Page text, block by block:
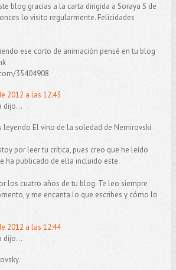
blog gracias a la carta dirigida a Soraya S de
lo visito regularmente. Felicidades
ese corto de animación pensé en tu blog
35404908
2012 a las 12:43
dijo...
leyendo El vino de la soledad de Nemirovski
por leer tu crítica, pues creo que he leído
ha publicado de ella incluido este.
los cuatro años de tu blog. Te leo siempre
y me encanta lo que escribes y cómo lo
2012 a las 12:44
dijo...